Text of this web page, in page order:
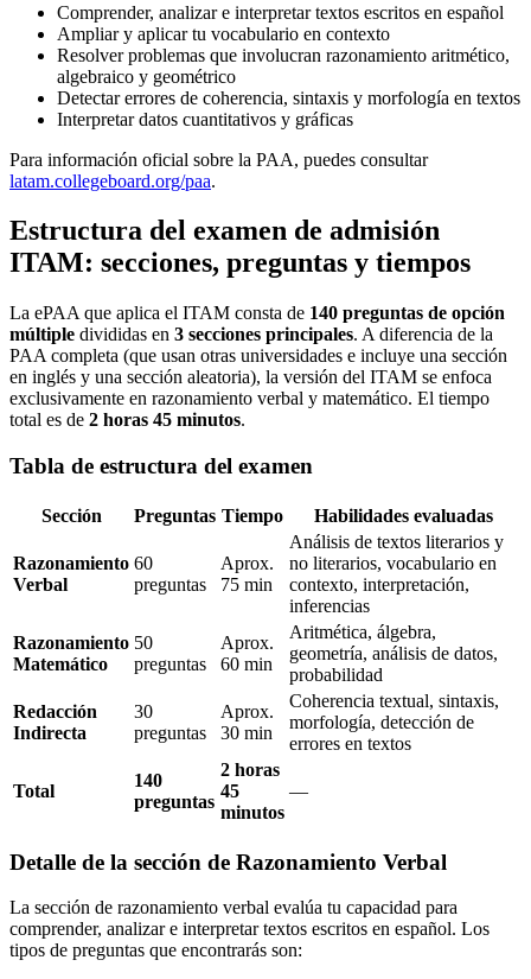
Comprender, analizar e interpretar textos escritos en español
Ampliar y aplicar tu vocabulario en contexto
Resolver problemas que involucran razonamiento aritmético,
algebraico y geométrico
Detectar errores de coherencia, sintaxis y morfología en textos
Interpretar datos cuantitativos y gráficas
Para información oficial sobre la PAA, puedes consultar
latam.collegeboard.org/paa.
Estructura del examen de admisión
ITAM: secciones, preguntas y tiempos
La ePAA que aplica el ITAM consta de 140 preguntas de opción
múltiple divididas en 3 secciones principales. A diferencia de la
PAA completa (que usan otras universidades e incluye una sección
en inglés y una sección aleatoria), la versión del ITAM se enfoca
exclusivamente en razonamiento verbal y matemático. El tiempo
total es de 2 horas 45 minutos.
Tabla de estructura del examen
Sección Preguntas Tiempo Habilidades evaluadas
Razonamiento
Verbal
60
preguntas
Aprox.
75 min
Análisis de textos literarios y
no literarios, vocabulario en
contexto, interpretación,
inferencias
Razonamiento
Matemático
50
preguntas
Aprox.
60 min
Aritmética, álgebra,
geometría, análisis de datos,
probabilidad
Redacción
Indirecta
30
preguntas
Aprox.
30 min
Coherencia textual, sintaxis,
morfología, detección de
errores en textos
Total
140
preguntas
2 horas
45
minutos
—
Detalle de la sección de Razonamiento Verbal
La sección de razonamiento verbal evalúa tu capacidad para
comprender, analizar e interpretar textos escritos en español. Los
tipos de preguntas que encontrarás son: